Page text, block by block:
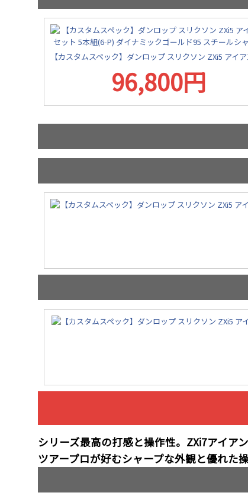
96,800円
シリーズ最高の打感と操作性。ZXi7アイアン
ツアープロが好むシャープな外観と優れた